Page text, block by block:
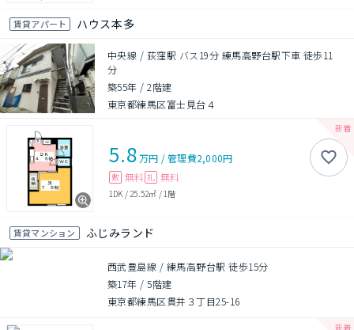
賃貸アパート ハウス本多
中央線 / 荻窪駅 バス19分 練馬高野台駅下車 徒歩11
分
築55年 /2階建
東京都練馬区富士見台４
5.8万円 /管理費2,000円
敷 無料 礼 無料
1DK / 25.52㎡ / 1階
賃貸マンション ふじみランド
西武豊島線 / 練馬高野台駅 徒歩15分
築17年 /5階建
東京都練馬区貫井３丁目25-16